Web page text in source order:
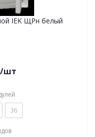
IEK ЩРн белый
/шт
36